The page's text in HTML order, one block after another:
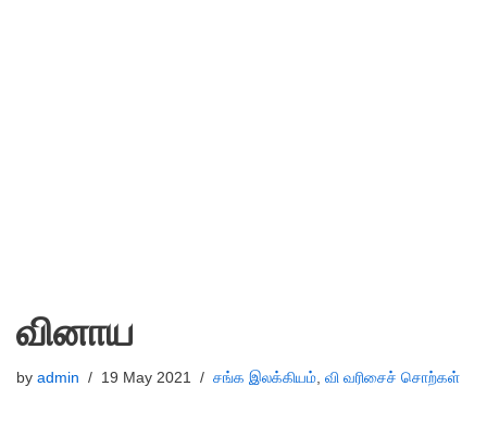
வினாய
by admin 19 May 2021 சங்க இலக்கியம், வி வரிசைச் சொற்கள்